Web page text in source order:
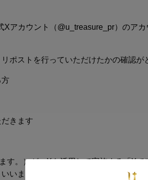
Xアカウント（@u_treasure_pr）のアカ
ポストを行っていただけたかの確認が
方
きます
す。）が、Xを活用して実施する「X
います。）は、利用規約・禁止事項